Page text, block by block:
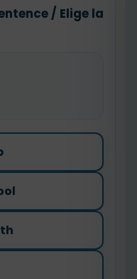
/ Elige la